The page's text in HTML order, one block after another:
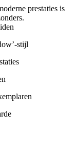
prestaties is
stijl